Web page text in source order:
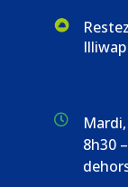
Illiwap

8h30